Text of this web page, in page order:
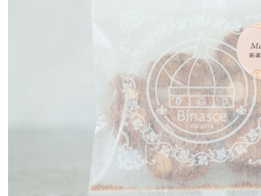
お客様の声
買い物カゴ